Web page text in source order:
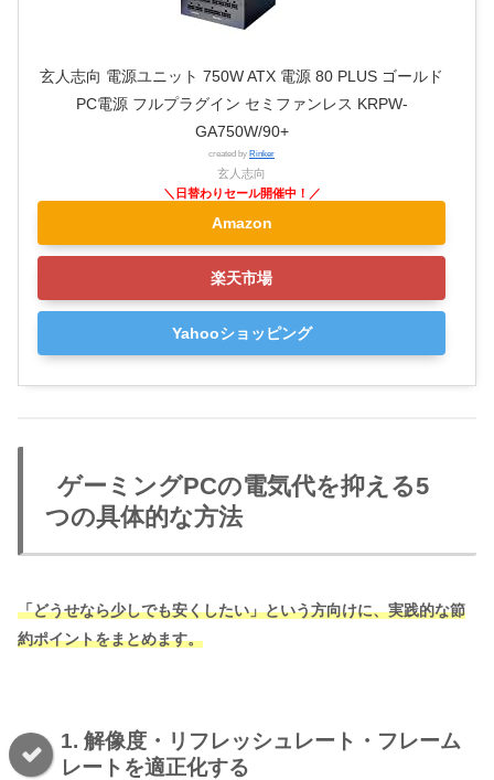
玄人志向 電源ユニット 750W ATX 電源 80 PLUS ゴールド
PC電源 フルプラグイン セミファンレス KRPW-
GA750W/90+
created by Rinker
玄人志向
Amazon
楽天市場
Yahooショッピング
ゲーミングPCの電気代を抑える5
つの具体的な方法
「どうせなら少しでも安くしたい」という方向けに、実践的な節
約ポイントをまとめます。
1. 解像度・リフレッシュレート・フレーム
レートを適正化する